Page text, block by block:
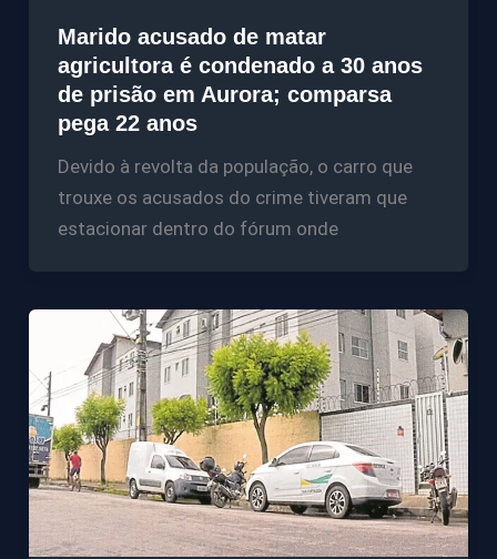
Marido acusado de matar
agricultora é condenado a 30 anos
de prisão em Aurora; comparsa
pega 22 anos
Devido à revolta da população, o carro que
trouxe os acusados do crime tiveram que
estacionar dentro do fórum onde